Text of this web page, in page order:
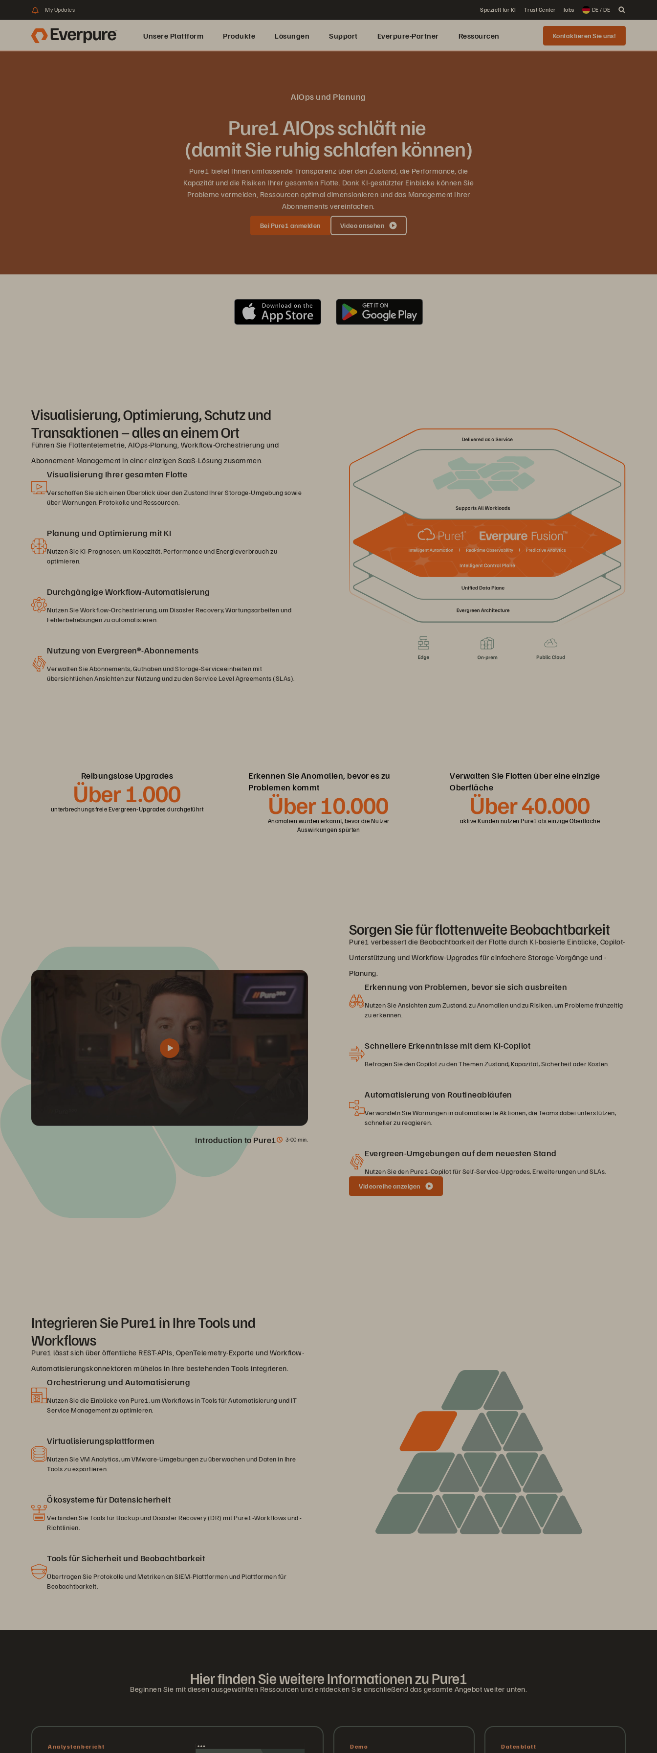
My Updates Speziell für KI Trust Center Jobs DE / DE
Unsere Plattform Produkte Lösungen Support Everpure-Partner Ressourcen Kontaktieren Sie uns!
AIOps und Planung
Pure1 AIOps schläft nie
(damit Sie ruhig schlafen können)
Pure1 bietet Ihnen umfassende Transparenz über den Zustand, die Performance, die
Kapazität und die Risiken Ihrer gesamten Flotte. Dank KI-gestützter Einblicke können Sie
Probleme vermeiden, Ressourcen optimal dimensionieren und das Management Ihrer
Abonnements vereinfachen.
Bei Pure1 anmelden Video ansehen
Visualisierung, Optimierung, Schutz und
Transaktionen – alles an einem Ort
Führen Sie Flottentelemetrie, AIOps-Planung, Workflow-Orchestrierung und
Abonnement-Management in einer einzigen SaaS-Lösung zusammen.
Visualisierung Ihrer gesamten Flotte
Verschaffen Sie sich einen Überblick über den Zustand Ihrer Storage-Umgebung sowie
über Warnungen, Protokolle und Ressourcen.
Planung und Optimierung mit KI
Nutzen Sie KI-Prognosen, um Kapazität, Performance und Energieverbrauch zu
optimieren.
Durchgängige Workflow-Automatisierung
Nutzen Sie Workflow-Orchestrierung, um Disaster Recovery, Wartungsarbeiten und
Fehlerbehebungen zu automatisieren.
Nutzung von Evergreen®-Abonnements
Verwalten Sie Abonnements, Guthaben und Storage-Serviceeinheiten mit
übersichtlichen Ansichten zur Nutzung und zu den Service Level Agreements (SLAs).
Reibungslose Upgrades
Über 1.000
unterbrechungsfreie Evergreen-Upgrades durchgeführt
Erkennen Sie Anomalien, bevor es zu
Problemen kommt
Über 10.000
Anomalien wurden erkannt, bevor die Nutzer
Auswirkungen spürten
Verwalten Sie Flotten über eine einzige
Oberfläche
Über 40.000
aktive Kunden nutzen Pure1 als einzige Oberfläche
Sorgen Sie für flottenweite Beobachtbarkeit
Pure1 verbessert die Beobachtbarkeit der Flotte durch KI-basierte Einblicke, Copilot-
Unterstützung und Workflow-Upgrades für einfachere Storage-Vorgänge und -
Planung.
Erkennung von Problemen, bevor sie sich ausbreiten
Nutzen Sie Ansichten zum Zustand, zu Anomalien und zu Risiken, um Probleme frühzeitig
zu erkennen.
Schnellere Erkenntnisse mit dem KI-Copilot
Befragen Sie den Copilot zu den Themen Zustand, Kapazität, Sicherheit oder Kosten.
Automatisierung von Routineabläufen
Verwandeln Sie Warnungen in automatisierte Aktionen, die Teams dabei unterstützen,
schneller zu reagieren.
Evergreen-Umgebungen auf dem neuesten Stand
Nutzen Sie den Pure1-Copilot für Self-Service-Upgrades, Erweiterungen und SLAs.
Videoreihe anzeigen
Introduction to Pure1 3 00 min.
Integrieren Sie Pure1 in Ihre Tools und
Workflows
Pure1 lässt sich über öffentliche REST-APIs, OpenTelemetry-Exporte und Workflow-
Automatisierungskonnektoren mühelos in Ihre bestehenden Tools integrieren.
Orchestrierung und Automatisierung
Nutzen Sie die Einblicke von Pure1, um Workflows in Tools für Automatisierung und IT
Service Management zu optimieren.
Virtualisierungsplattformen
Nutzen Sie VM Analytics, um VMware-Umgebungen zu überwachen und Daten in Ihre
Tools zu exportieren.
Ökosysteme für Datensicherheit
Verbinden Sie Tools für Backup und Disaster Recovery (DR) mit Pure1-Workflows und -
Richtlinien.
Tools für Sicherheit und Beobachtbarkeit
Übertragen Sie Protokolle und Metriken an SIEM-Plattformen und Plattformen für
Beobachtbarkeit.
Hier finden Sie weitere Informationen zu Pure1
Beginnen Sie mit diesen ausgewählten Ressourcen und entdecken Sie anschließend das gesamte Angebot weiter unten.
Analystenbericht Demo Datenblatt